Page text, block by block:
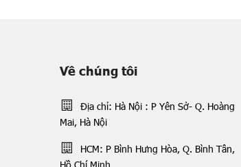
Về chúng tôi
Địa chỉ: Hà Nội : P Yên Sở- Q. Hoàng
Mai, Hà Nội
HCM: P Bình Hưng Hòa, Q. Bình Tân,